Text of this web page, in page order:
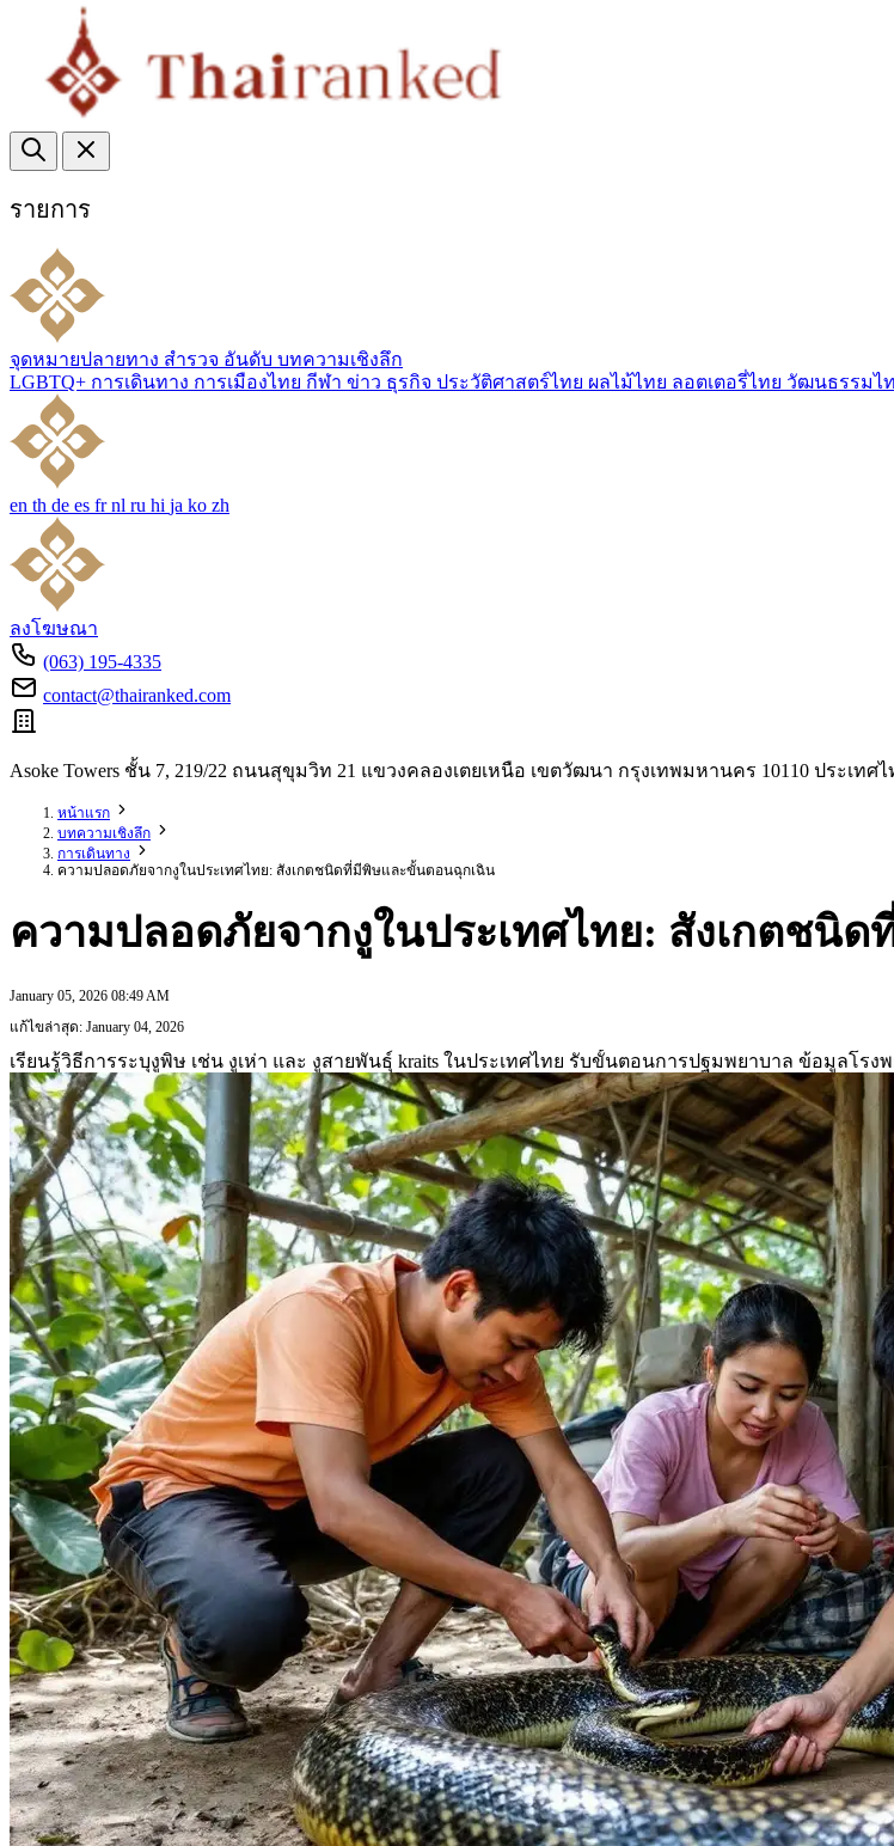
รายการ
จุดหมายปลายทาง สำรวจ อันดับ บทความเชิงลึก
LGBTQ+ การเดินทาง การเมืองไทย กีฬา ข่าว ธุรกิจ ประวัติศาสตร์ไทย ผลไม้ไทย ลอตเตอรี่ไทย วัฒนธรรมไ
en th de es fr nl ru hi ja ko zh
ลงโฆษณา
(063) 195-4335
contact@thairanked.com
Asoke Towers ชั้น 7, 219/22 ถนนสุขุมวิท 21 แขวงคลองเตยเหนือ เขตวัฒนา กรุงเทพมหานคร 10110 ประเทศไ
หน้าแรก
บทความเชิงลึก
การเดินทาง
ความปลอดภัยจากงูในประเทศไทย: สังเกตชนิดที่มีพิษและขั้นตอนฉุกเฉิน
ความปลอดภัยจากงูในประเทศไทย: สังเกตชนิ
January 05, 2026 08:49 AM
แก้ไขล่าสุด: January 04, 2026
เรียนรู้วิธีการระบุงูพิษ เช่น งูเห่า และ งูสายพันธุ์ kraits ในประเทศไทย รับขั้นตอนการปฐมพยาบาล ข้อมูลโร